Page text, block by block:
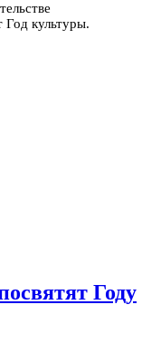
Год культуры.
Году